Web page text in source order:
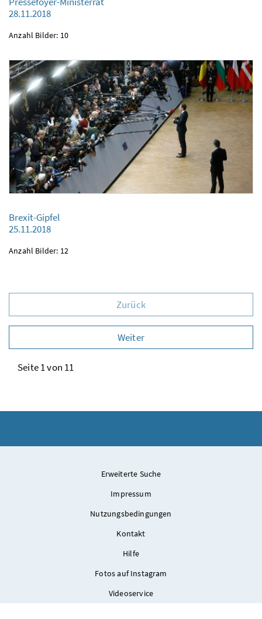
Pressefoyer-Ministerrat
28.11.2018
Anzahl Bilder: 10
Brexit-Gipfel
25.11.2018
Brexit-Gipfel
25.11.2018
Anzahl Bilder: 12
Zurück
Weiter
Seite 1 von 11
Erweiterte Suche
Impressum
Nutzungsbedingungen
Kontakt
Hilfe
Fotos auf Instagram
Videoservice